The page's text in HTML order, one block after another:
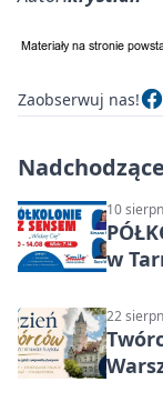
Zaobserwuj nas!
10
w
22